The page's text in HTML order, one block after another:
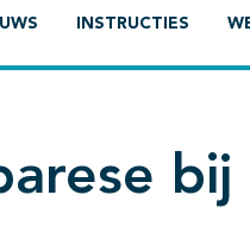
INSTRUCTIES
bij